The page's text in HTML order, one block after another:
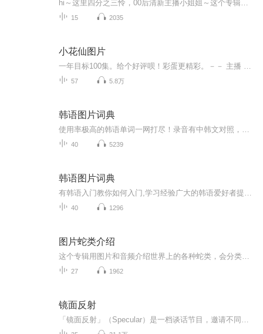
15 2035
小花仙图片
57 5.8万
韩语图片词典
40 5239
韩语图片词典
40 1296
图片蛇类介绍
27 1962
镜面反射